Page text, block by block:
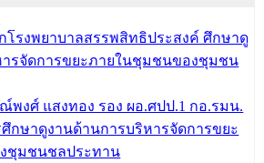
รสำนัก/กองการศึกษาดีเด่น ในงาน
ชาการและงานมหกรรมการจัดการ
ประเทศครั้งที่ 14 ประจำปี 2568
รงพยาบาลสรรพสิทธิประสงค์ ศึกษาดู
ารจัดการขยะภายในชุมชนของชุมชน
พงศ์ แสงทอง รอง ผอ.ศปป.1 กอ.รมน.
กษาดูงานด้านการบริหารจัดการขยะ
ชุมชนชลประทาน